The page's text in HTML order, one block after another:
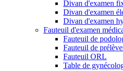
Divan d'examen
Divan d'examen
Divan d'examen
Fauteuil d'examen
Fauteuil de
Fauteuil de
Fauteuil ORL
Table de